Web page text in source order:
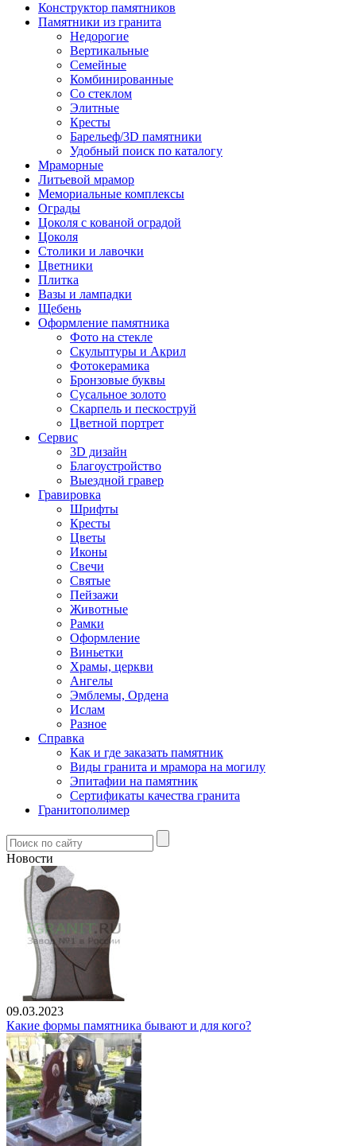
Конструктор памятников
Памятники из гранита
Недорогие
Вертикальные
Семейные
Комбинированные
Со стеклом
Элитные
Кресты
Барельеф/3D памятники
Удобный поиск по каталогу
Мраморные
Литьевой мрамор
Мемориальные комплексы
Ограды
Цоколя с кованой оградой
Цоколя
Столики и лавочки
Цветники
Плитка
Вазы и лампадки
Щебень
Оформление памятника
Фото на стекле
Скульптуры и Акрил
Фотокерамика
Бронзовые буквы
Сусальное золото
Скарпель и пескоструй
Цветной портрет
Сервис
3D дизайн
Благоустройство
Выездной гравер
Гравировка
Шрифты
Кресты
Цветы
Иконы
Свечи
Святые
Пейзажи
Животные
Рамки
Оформление
Виньетки
Храмы, церкви
Ангелы
Эмблемы, Ордена
Ислам
Разное
Справка
Как и где заказать памятник
Виды гранита и мрамора на могилу
Эпитафии на памятник
Сертификаты качества гранита
Гранитополимер
Новости
09.03.2023
Какие формы памятника бывают и для кого?